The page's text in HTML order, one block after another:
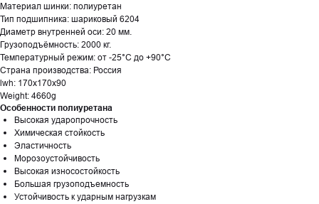
Материал шинки: полиуретан
Тип подшипника: шариковый 6204
Диаметр внутренней оси: 20 мм.
Грузоподъёмность: 2000 кг.
Температурный режим: от -25°С до +90°С
Страна производства: Россия
lwh: 170x170x90
Weight: 4660g
Особенности полиуретана
Высокая ударопрочность
Химическая стойкость
Эластичность
Морозоустойчивость
Высокая износостойкость
Большая грузоподъемность
Устойчивость к ударным нагрузкам